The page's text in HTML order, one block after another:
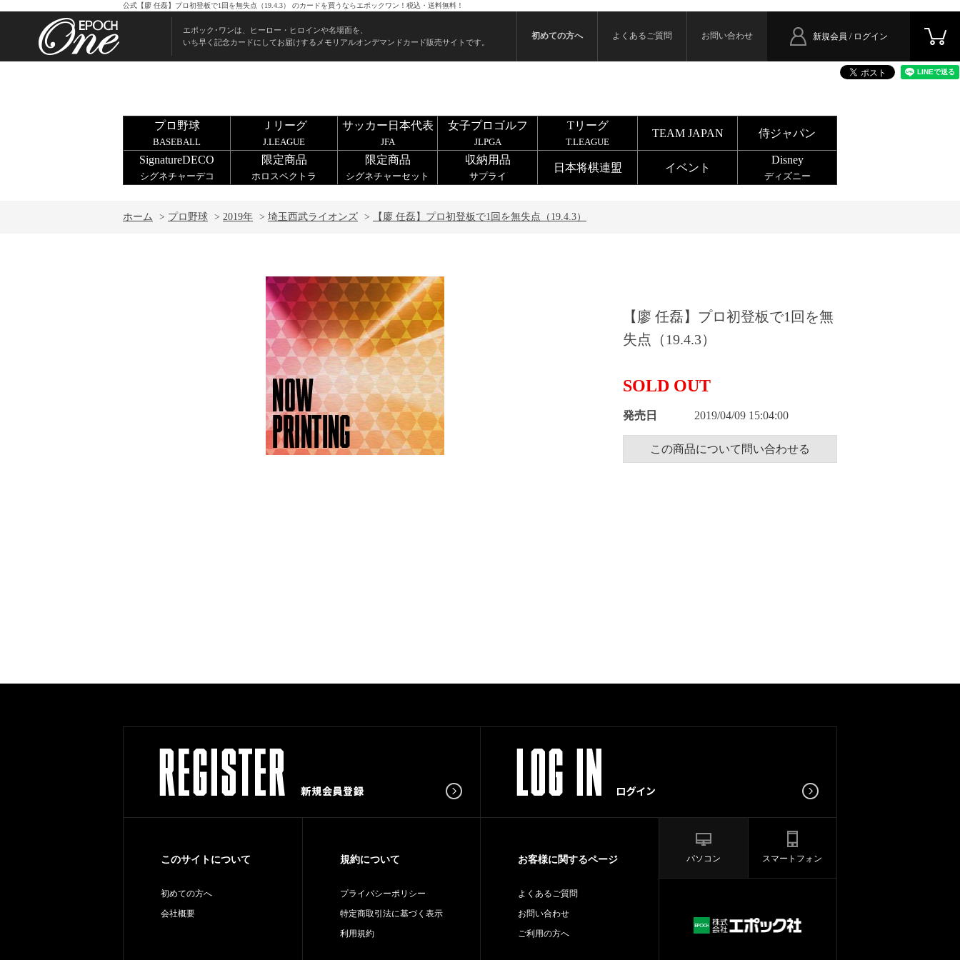
公式【廖 任磊】プロ初登板で1回を無失点（19.4.3） のカードを買うならエポックワン！税込・送料無料！
エポック･ワンは、ヒーロー・ヒロインや名場面を、
いち早く記念カードにしてお届けするメモリアルオンデマンドカード販売サイトです。
新規会員 / ログイン
初めての方へ よくあるご質問 お問い合わせ
プロ野球
BASEBALL
Ｊリーグ
J.LEAGUE
サッカー日本代表
JFA
女子プロゴルフ
JLPGA
Tリーグ
T.LEAGUE
TEAM JAPAN 侍ジャパン
SignatureDECO
シグネチャーデコ
限定商品
ホロスペクトラ
限定商品
シグネチャーセット
収納用品
サプライ
日本将棋連盟 イベント
Disney
ディズニー
ホーム > プロ野球 > 2019年 > 埼玉西武ライオンズ > 【廖 任磊】プロ初登板で1回を無失点（19.4.3）
【廖 任磊】プロ初登板で1回を無
失点（19.4.3）
SOLD OUT
発売日 2019/04/09 15:04:00
この商品について問い合わせる
このサイトについて
初めての方へ
会社概要
規約について
プライバシーポリシー
特定商取引法に基づく表示
利用規約
お客様に関するページ
よくあるご質問
お問い合わせ
ご利用の方へ
パソコン スマートフォン